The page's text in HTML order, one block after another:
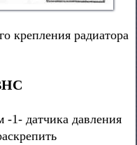
крепления радиатора
1- датчика давления